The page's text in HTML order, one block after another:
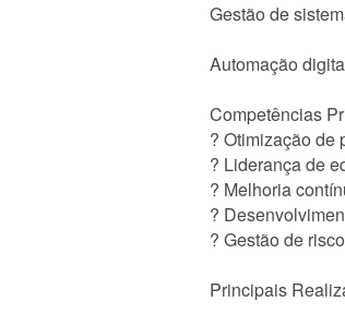
Gestão de
Automação
Competências
? Otimização de
? Liderança de
? Melhoria
?
? Gestão de
Principais